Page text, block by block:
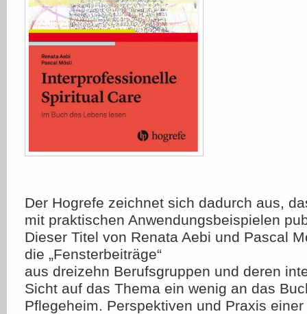
Der Hogrefe zeichnet sich dadurch aus,
mit praktischen Anwendungsbeispielen
Dieser Titel von Renata Aebi und Pascal
die „Fensterbeiträge“
aus dreizehn Berufsgruppen und deren
Sicht auf das Thema ein wenig an das
Pflegeheim. Perspektiven und Praxis